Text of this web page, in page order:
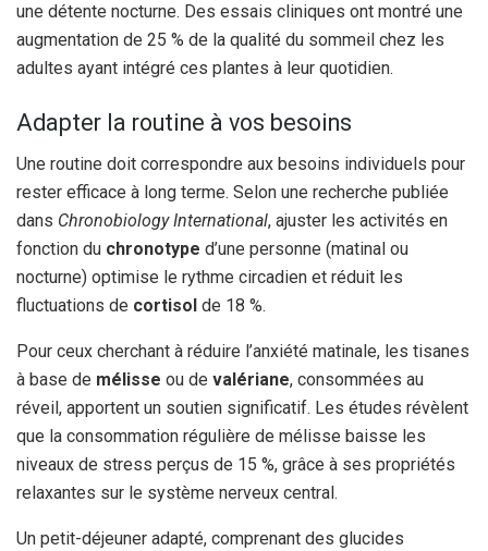
une détente nocturne. Des essais cliniques ont montré une
augmentation de 25 % de la qualité du sommeil chez les
adultes ayant intégré ces plantes à leur quotidien.
Adapter la routine à vos besoins
Une routine doit correspondre aux besoins individuels pour
rester efficace à long terme. Selon une recherche publiée
dans Chronobiology International, ajuster les activités en
fonction du chronotype d’une personne (matinal ou
nocturne) optimise le rythme circadien et réduit les
fluctuations de cortisol de 18 %.
Pour ceux cherchant à réduire l’anxiété matinale, les tisanes
à base de mélisse ou de valériane, consommées au
réveil, apportent un soutien significatif. Les études révèlent
que la consommation régulière de mélisse baisse les
niveaux de stress perçus de 15 %, grâce à ses propriétés
relaxantes sur le système nerveux central.
Un petit-déjeuner adapté, comprenant des glucides